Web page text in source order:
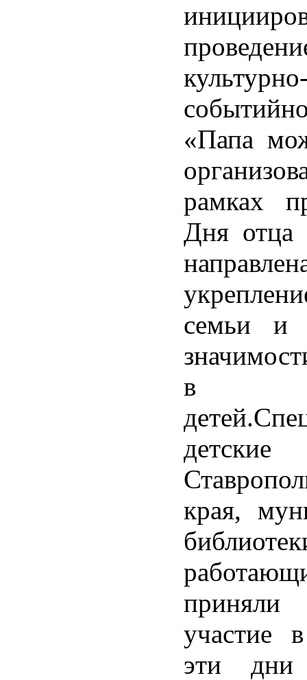
«Папа
рамках
Дня отца
семьи и
в
детские
края,
участие
эти